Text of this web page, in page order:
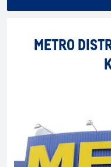
METRO